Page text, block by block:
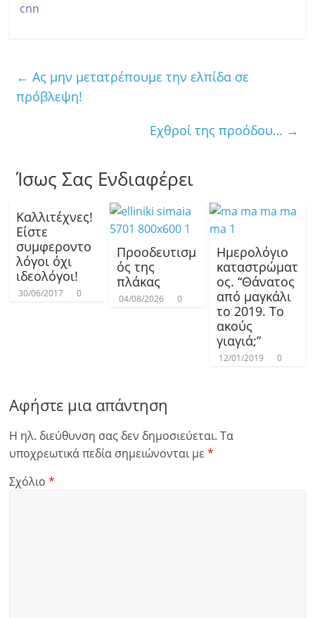
cnn
← Ας μην μετατρέπουμε την ελπίδα σε
πρόβλεψη!
Εχθροί της προόδου… →
Ίσως Σας Ενδιαφέρει
Καλλιτέχνες!
Είστε
συμφεροντο
λόγοι όχι
ιδεολόγοι!
30/06/2017 0
Προοδευτισμ
ός της
πλάκας
04/08/2026 0
Ημερολόγιο
καταστρώματ
ος. “Θάνατος
από μαγκάλι
το 2019. Το
ακούς
γιαγιά;”
12/01/2019 0
Αφήστε μια απάντηση
Η ηλ. διεύθυνση σας δεν δημοσιεύεται. Τα
υποχρεωτικά πεδία σημειώνονται με*
Σχόλιο*